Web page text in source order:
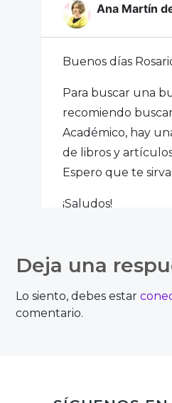
Ana Martín
Buenos días
Para buscar una
recomiendo
Académico, hay
de libros y
Espero que te
¡Saludos!
Laura
Deja una
Lo siento, debes estar
comentario.